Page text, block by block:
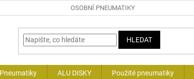
OSOBNÍ PNEUMATIKY
HLEDAT
ALU DISKY Použité pneumatiky